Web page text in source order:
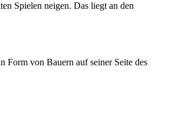
Spielen neigen. Das liegt an den
Form von Bauern auf seiner Seite des